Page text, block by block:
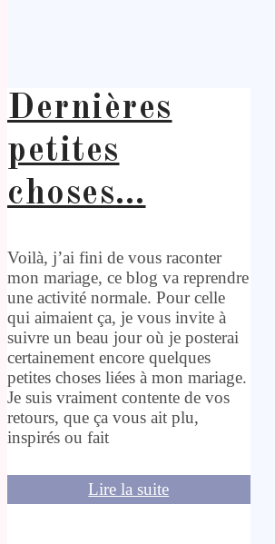
Dernières
petites
choses…
Voilà, j’ai fini de vous raconter
mon mariage, ce blog va reprendre
une activité normale. Pour celle
qui aimaient ça, je vous invite à
suivre un beau jour où je posterai
certainement encore quelques
petites choses liées à mon mariage.
Je suis vraiment contente de vos
retours, que ça vous ait plu,
inspirés ou fait
Lire la suite